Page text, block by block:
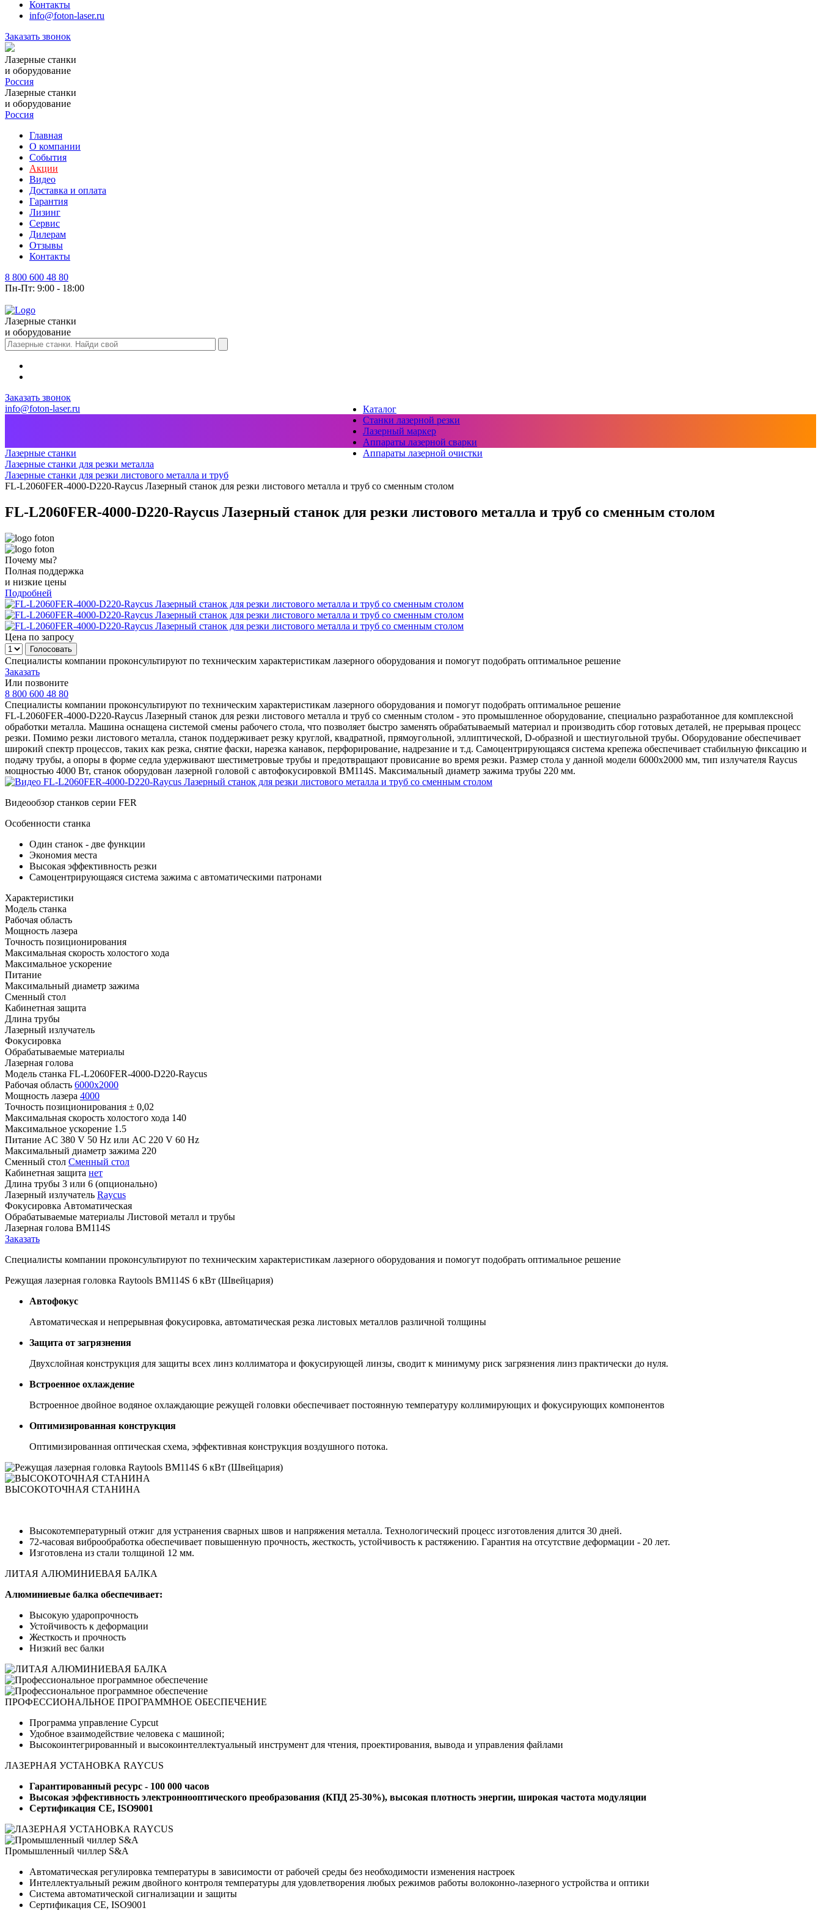
Контакты
info@foton-laser.ru
Заказать звонок
Лазерные станки
и оборудование
Россия
Лазерные станки
и оборудование
Россия
Главная
О компании
События
Акции
Видео
Доставка и оплата
Гарантия
Лизинг
Сервис
Дилерам
Отзывы
Контакты
8 800 600 48 80
Пн-Пт: 9:00 - 18:00
Лазерные станки
и оборудование
Заказать звонок
info@foton-laser.ru
Каталог
Станки лазерной резки
Лазерный маркер
Аппараты лазерной сварки
Аппараты лазерной очистки
Лазерные станки
Лазерные станки для резки металла
Лазерные станки для резки листового металла и труб
FL-L2060FER-4000-D220-Raycus Лазерный станок для резки листового металла и труб со сменным столом
FL-L2060FER-4000-D220-Raycus Лазерный станок для резки листового металла и труб со сменным столом
Почему мы?
Полная поддержка
и низкие цены
Подробней
Цена по запросу
Специалисты компании проконсультируют по техническим характеристикам лазерного оборудования и помогут подобрать оптимальное решение
Заказать
Или позвоните
8 800 600 48 80
Специалисты компании проконсультируют по техническим характеристикам лазерного оборудования и помогут подобрать оптимальное решение
FL-L2060FER-4000-D220-Raycus Лазерный станок для резки листового металла и труб со сменным столом - это промышленное оборудование, специально разработанное для комплексной
обработки металла. Машина оснащена системой смены рабочего стола, что позволяет быстро заменять обрабатываемый материал и производить сбор готовых деталей, не прерывая процесс
резки. Помимо резки листового металла, станок поддерживает резку круглой, квадратной, прямоугольной, эллиптической, D-образной и шестиугольной трубы. Оборудование обеспечивает
широкий спектр процессов, таких как резка, снятие фаски, нарезка канавок, перфорирование, надрезание и т.д. Самоцентрирующаяся система крепежа обеспечивает стабильную фиксацию и
подачу трубы, а опоры в форме седла удерживают шестиметровые трубы и предотвращают провисание во время резки. Размер стола у данной модели 6000x2000 мм, тип излучателя Raycus
мощностью 4000 Вт, станок оборудован лазерной головой с автофокусировкой BM114S. Максимальный диаметр зажима трубы 220 мм.
Видеообзор станков серии FER
Особенности станка
Один станок - две функции
Экономия места
Высокая эффективность резки
Самоцентрирующаяся система зажима с автоматическими патронами
Характеристики
Модель станка
Рабочая область
Мощность лазера
Точность позиционирования
Максимальная скорость холостого хода
Максимальное ускорение
Питание
Максимальный диаметр зажима
Сменный стол
Кабинетная защита
Длина трубы
Лазерный излучатель
Фокусировка
Обрабатываемые материалы
Лазерная голова
Модель станка FL-L2060FER-4000-D220-Raycus
Рабочая область 6000x2000
Мощность лазера 4000
Точность позиционирования ± 0,02
Максимальная скорость холостого хода 140
Максимальное ускорение 1.5
Питание AC 380 V 50 Hz или AC 220 V 60 Hz
Максимальный диаметр зажима 220
Сменный стол Сменный стол
Кабинетная защита нет
Длина трубы 3 или 6 (опционально)
Лазерный излучатель Raycus
Фокусировка Автоматическая
Обрабатываемые материалы Листовой металл и трубы
Лазерная голова BM114S
Заказать
Специалисты компании проконсультируют по техническим характеристикам лазерного оборудования и помогут подобрать оптимальное решение
Режущая лазерная головка Raytools BM114S 6 кВт (Швейцария)
Автофокус
Автоматическая и непрерывная фокусировка, автоматическая резка листовых металлов различной толщины
Защита от загрязнения
Двухслойная конструкция для защиты всех линз коллиматора и фокусирующей линзы, сводит к минимуму риск загрязнения линз практически до нуля.
Встроенное охлаждение
Встроенное двойное водяное охлаждающие режущей головки обеспечивает постоянную температуру коллимирующих и фокусирующих компонентов
Оптимизированная конструкция
Оптимизированная оптическая схема, эффективная конструкция воздушного потока.
ВЫСОКОТОЧНАЯ СТАНИНА
Высокотемпературный отжиг для устранения сварных швов и напряжения металла. Технологический процесс изготовления длится 30 дней.
72-часовая виброобработка обеспечивает повышенную прочность, жесткость, устойчивость к растяжению. Гарантия на отсутствие деформации - 20 лет.
Изготовлена из стали толщиной 12 мм.
ЛИТАЯ АЛЮМИНИЕВАЯ БАЛКА
Алюминиевые балка обеспечивает:
Высокую ударопрочность
Устойчивость к деформации
Жесткость и прочность
Низкий вес балки
ПРОФЕССИОНАЛЬНОЕ ПРОГРАММНОЕ ОБЕСПЕЧЕНИЕ
Программа управление Cypcut
Удобное взаимодействие человека с машиной;
Высокоинтегрированный и высокоинтеллектуальный инструмент для чтения, проектирования, вывода и управления файлами
ЛАЗЕРНАЯ УСТАНОВКА RAYCUS
Гарантированный ресурс - 100 000 часов
Высокая эффективность электроннооптического преобразования (КПД 25-30%), высокая плотность энергии, широкая частота модуляции
Сертификация CE, ISO9001
Промышленный чиллер S&A
Автоматическая регулировка температуры в зависимости от рабочей среды без необходимости изменения настроек
Интеллектуальный режим двойного контроля температуры для удовлетворения любых режимов работы волоконно-лазерного устройства и оптики
Система автоматической сигнализации и защиты
Сертификация CE, ISO9001